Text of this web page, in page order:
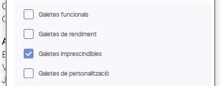
Oficina del Paisatge
Centre Obert d'Arquitectura
Actes COAC
Exposicions COAC
Visites COAC
Jornades
Galetes funcionals
Galetes de rendiment
Galetes imprescindibles
Galetes de personalització